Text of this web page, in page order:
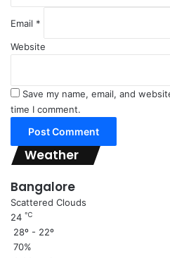
Email *
Website
Save my name, email, and
time I comment.
Weather
Bangalore
Scattered Clouds
24 ℃
28º - 22º
70%